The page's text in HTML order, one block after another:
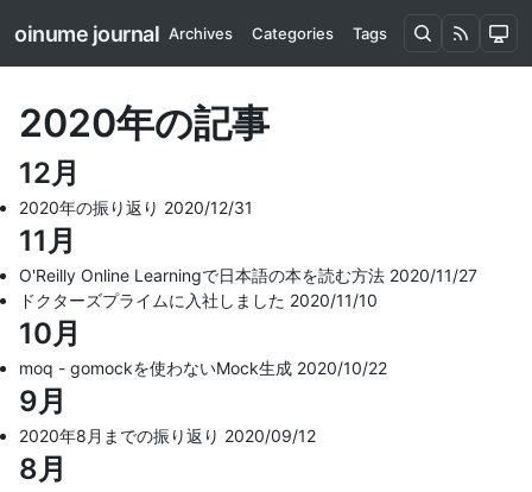
oinume journal Archives Categories Tags
2020年の記事
12月
2020年の振り返り 2020/12/31
11月
O'Reilly Online Learningで日本語の本を読む方法 2020/11/27
ドクターズプライムに入社しました 2020/11/10
10月
moq - gomockを使わないMock生成 2020/10/22
9月
2020年8月までの振り返り 2020/09/12
8月